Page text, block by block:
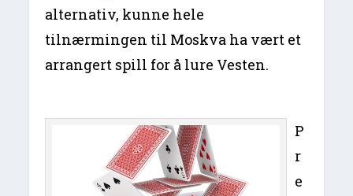
alternativ, kunne hele
tilnærmingen til Moskva ha vært et
arrangert spill for å lure Vesten.
P
r
e